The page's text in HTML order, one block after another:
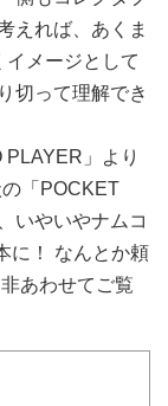
えれば、あくま
メージとして
切って理解でき
」より
「POCKET
いやいやナムコ
に！ なんとか頼
あわせてご覧